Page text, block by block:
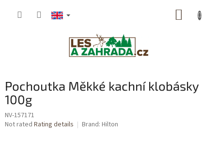
Pochoutka Měkké kachní klobásky
100g
NV-157171
The
Not rated Rating details Brand: Hilton